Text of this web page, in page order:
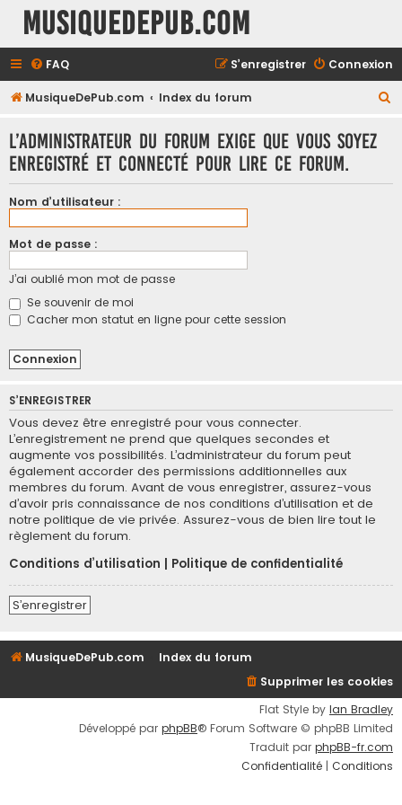
MusiqueDePub.com
FAQ Connexion
S’enregistrer
MusiqueDePub.com Index du forum
L’administrateur du forum exige que vous soyez
enregistré et connecté pour lire ce forum.
Nom d’utilisateur :
Mot de passe :
J’ai oublié mon mot de passe
Se souvenir de moi
Cacher mon statut en ligne pour cette session
S’ENREGISTRER
Vous devez être enregistré pour vous connecter.
L’enregistrement ne prend que quelques secondes et
augmente vos possibilités. L’administrateur du forum peut
également accorder des permissions additionnelles aux
membres du forum. Avant de vous enregistrer, assurez-vous
d’avoir pris connaissance de nos conditions d’utilisation et de
notre politique de vie privée. Assurez-vous de bien lire tout le
règlement du forum.
Conditions d’utilisation
Politique de confidentialité
S’enregistrer
MusiqueDePub.com
Index du forum
Supprimer les cookies
Flat Style by Ian Bradley
Développé par phpBB® Forum Software © phpBB Limited
Traduit par phpBB-fr.com
Confidentialité | Conditions